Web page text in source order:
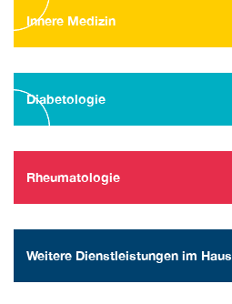
Innere Medizin
Diabetologie
Rheumatologie
Weitere Dienstleistungen im Haus